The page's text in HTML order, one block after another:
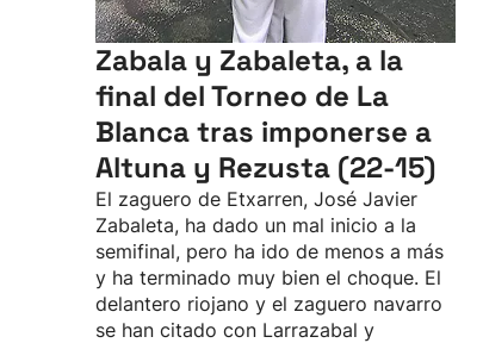
Zabala y Zabaleta, a la
final del Torneo de La
Blanca tras imponerse a
Altuna y Rezusta (22-15)
El zaguero de Etxarren, José Javier
Zabaleta, ha dado un mal inicio a la
semifinal, pero ha ido de menos a más
y ha terminado muy bien el choque. El
delantero riojano y el zaguero navarro
se han citado con Larrazabal y